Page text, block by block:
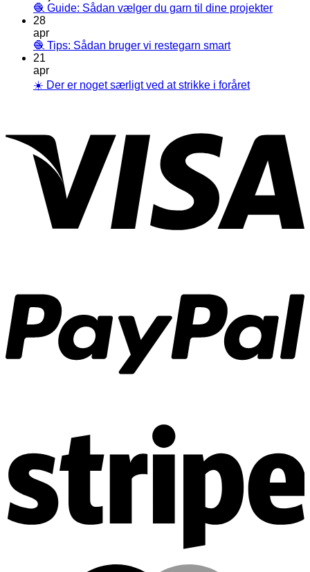
🧶 Guide: Sådan vælger du garn til dine projekter
28
apr
🧶 Tips: Sådan bruger vi restegarn smart
21
apr
☀️ Der er noget særligt ved at strikke i foråret